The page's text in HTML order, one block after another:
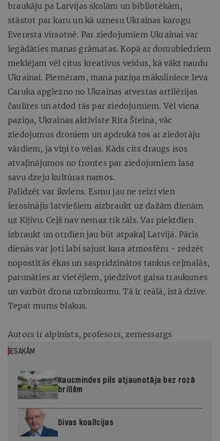
braukāju pa Latvijas skolām un bibliotēkām,
stāstot par karu un kā uznesu Ukrainas karogu
Everesta virsotnē. Par ziedojumiem Ukrainai var
iegādāties manas grāmatas. Kopā ar domubiedriem
meklējam vēl citus kreatīvus veidus, kā vākt naudu
Ukrainai. Piemēram, mana paziņa māksliniece Ieva
Caruka apglezno no Ukrainas atvestas artilērijas
čaulītes un atdod tās par ziedojumiem. Vēl viena
paziņa, Ukrainas aktīviste Rita Šteina, vāc
ziedojumus droniem un apdrukā tos ar ziedotāju
vārdiem, ja viņi to vēlas. Kāds cits draugs īsos
atvaļinājumos no frontes par ziedojumiem lasa
savu dzeju kultūras namos.
Palīdzēt var ikviens. Esmu jau ne reizi vien
ierosinājis latviešiem aizbraukt uz dažām dienām
uz Kijivu. Ceļš nav nemaz tik tāls. Var piektdien
izbraukt un otrdien jau būt atpakaļ Latvijā. Pāris
dienās var ļoti labi sajust kara atmosfēru - redzēt
nopostītās ēkas un saspridzinātos tankus ceļmalās,
parunāties ar vietējiem, piedzīvot gaisa trauksmes
un varbūt drona uzbrukumu. Tā ir reālā, īstā dzīve.
Tepat mums blakus.
Autors ir alpīnists, profesors, zemessargs
IESAKĀM
Kaucmindes pils atjaunotāja bez rozā
brillēm
Divas koalīcijas